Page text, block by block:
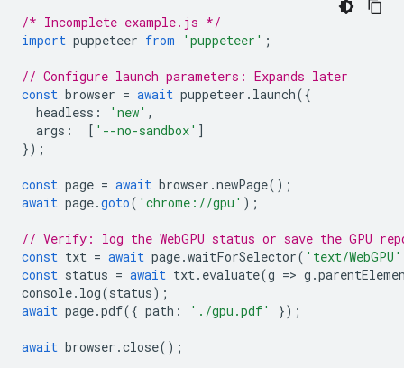
/* Incomplete example.js */
import puppeteer from 'puppeteer' ;
// Configure launch parameters: Expands later
const browser = await puppeteer . launch({
headless : 'new' ,
args : [ '--no-sandbox' ]
});
const page = await browser .newPage();
await page.goto( 'chrome://gpu' );
// Verify: log the WebGPU status or save the GPU
const txt = await page.waitForSelector( 'text/WebGPU'
const status = await txt. evaluate(g => g .
console. log(status);
await page.pdf({ path : './gpu.pdf' });
await browser .close();